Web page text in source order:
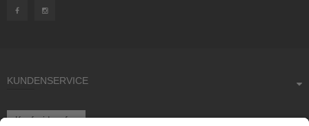
KUNDENSERVICE
Kauf widerrufen